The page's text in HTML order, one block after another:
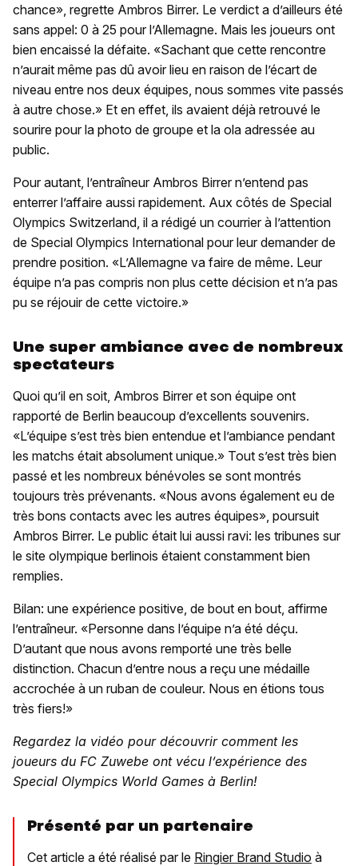
chance», regrette Ambros Birrer. Le verdict a d’ailleurs été
sans appel: 0 à 25 pour l’Allemagne. Mais les joueurs ont
bien encaissé la défaite. «Sachant que cette rencontre
n’aurait même pas dû avoir lieu en raison de l’écart de
niveau entre nos deux équipes, nous sommes vite passés
à autre chose.» Et en effet, ils avaient déjà retrouvé le
sourire pour la photo de groupe et la ola adressée au
public.
Pour autant, l’entraîneur Ambros Birrer n’entend pas
enterrer l’affaire aussi rapidement. Aux côtés de Special
Olympics Switzerland, il a rédigé un courrier à l’attention
de Special Olympics International pour leur demander de
prendre position. «L’Allemagne va faire de même. Leur
équipe n’a pas compris non plus cette décision et n’a pas
pu se réjouir de cette victoire.»
Une super ambiance avec de nombreux
spectateurs
Quoi qu’il en soit, Ambros Birrer et son équipe ont
rapporté de Berlin beaucoup d’excellents souvenirs.
«L’équipe s’est très bien entendue et l’ambiance pendant
les matchs était absolument unique.» Tout s’est très bien
passé et les nombreux bénévoles se sont montrés
toujours très prévenants. «Nous avons également eu de
très bons contacts avec les autres équipes», poursuit
Ambros Birrer. Le public était lui aussi ravi: les tribunes sur
le site olympique berlinois étaient constamment bien
remplies.
Bilan: une expérience positive, de bout en bout, affirme
l’entraîneur. «Personne dans l’équipe n’a été déçu.
D’autant que nous avons remporté une très belle
distinction. Chacun d’entre nous a reçu une médaille
accrochée à un ruban de couleur. Nous en étions tous
très fiers!»
Regardez la vidéo pour découvrir comment les
joueurs du FC Zuwebe ont vécu l’expérience des
Special Olympics World Games à Berlin!
Présenté par un partenaire
Cet article a été réalisé par le Ringier Brand Studio à